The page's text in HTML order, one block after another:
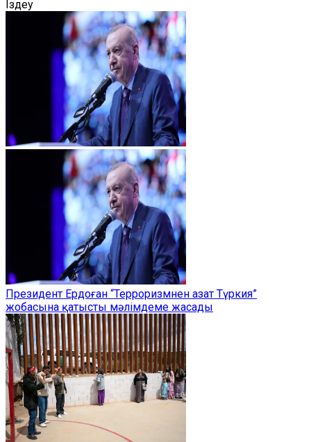
Іздеу
Президент Ердоған “Терроризмнен азат Түркия”
жобасына қатысты мәлімдеме жасады